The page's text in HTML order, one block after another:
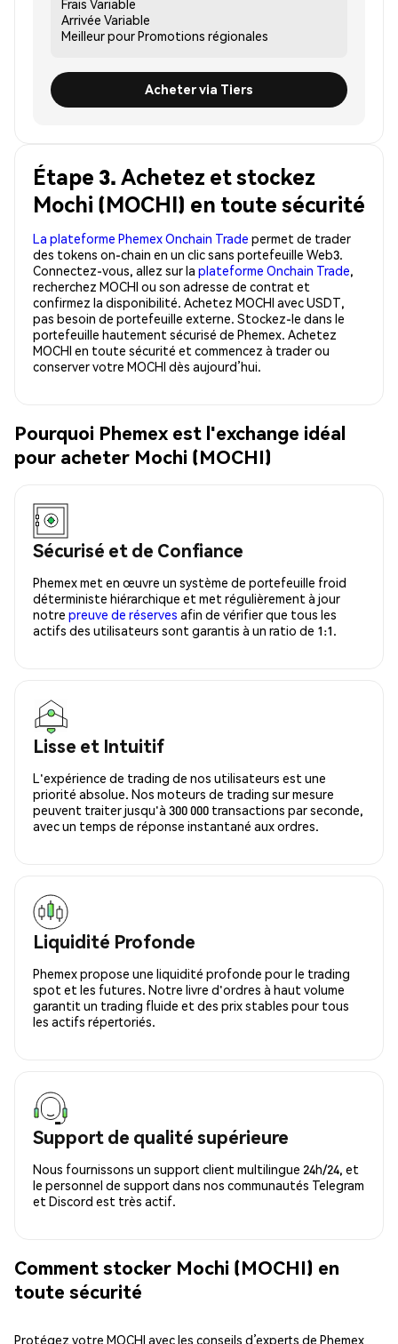
Frais Variable
Arrivée Variable
Meilleur pourPromotions régionales
Acheter via Tiers
Étape 3. Achetez et stockez
Mochi (MOCHI) en toute sécurité
La plateforme Phemex Onchain Trade permet de trader
des tokens on-chain en un clic sans portefeuille Web3.
Connectez-vous, allez sur la plateforme Onchain Trade,
recherchez MOCHI ou son adresse de contrat et
confirmez la disponibilité. Achetez MOCHI avec USDT,
pas besoin de portefeuille externe. Stockez-le dans le
portefeuille hautement sécurisé de Phemex. Achetez
MOCHI en toute sécurité et commencez à trader ou
conserver votre MOCHI dès aujourd’hui.
Pourquoi Phemex est l'exchange idéal
pour acheter Mochi (MOCHI)
Sécurisé et de Confiance
Phemex met en œuvre un système de portefeuille froid
déterministe hiérarchique et met régulièrement à jour
notre preuve de réserves afin de vérifier que tous les
actifs des utilisateurs sont garantis à un ratio de 1:1.
Lisse et Intuitif
L'expérience de trading de nos utilisateurs est une
priorité absolue. Nos moteurs de trading sur mesure
peuvent traiter jusqu'à 300 000 transactions par seconde,
avec un temps de réponse instantané aux ordres.
Liquidité Profonde
Phemex propose une liquidité profonde pour le trading
spot et les futures. Notre livre d'ordres à haut volume
garantit un trading fluide et des prix stables pour tous
les actifs répertoriés.
Support de qualité supérieure
Nous fournissons un support client multilingue 24h/24, et
le personnel de support dans nos communautés Telegram
et Discord est très actif.
Comment stocker Mochi (MOCHI) en
toute sécurité
Protégez votre MOCHI avec les conseils d’experts de Phemex